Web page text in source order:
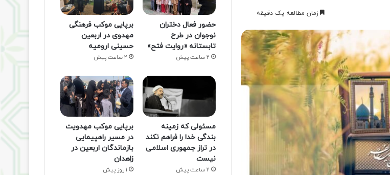
زمان مطالعه یک دقیقه
حضور فعال دختران
نوجوان در طرح
تابستانه «روایت فتح»
2 ساعت پیش
برپایی موکب فرهنگی
مهدوی در اربعین
حسینی ارومیه
2 ساعت پیش
مسئولی که زمینه
بندگی خدا را فراهم نکند
در تراز جمهوری اسلامی
نیست
2 ساعت پیش
برپایی موکب مهدویت
در مسیر راهپیمایی
بازماندگان اربعین در
زاهدان
1 روز پیش